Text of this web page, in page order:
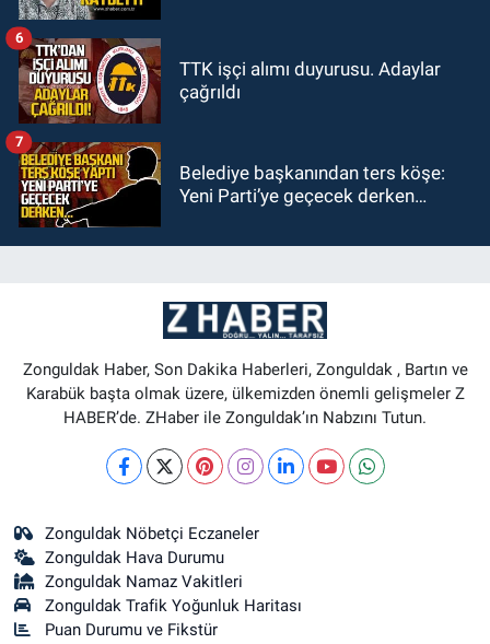
TTK işçi alımı duyurusu. Adaylar
çağrıldı
6
Belediye başkanından ters köşe:
Yeni Parti’ye geçecek derken…
7
Zonguldak Haber, Son Dakika Haberleri, Zonguldak , Bartın ve
Karabük başta olmak üzere, ülkemizden önemli gelişmeler Z
HABER’de. ZHaber ile Zonguldak’ın Nabzını Tutun.
Zonguldak Nöbetçi Eczaneler
Zonguldak Hava Durumu
Zonguldak Namaz Vakitleri
Zonguldak Trafik Yoğunluk Haritası
Puan Durumu ve Fikstür